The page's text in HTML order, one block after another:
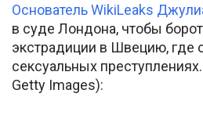
Основатель WikiLeaks
в суде Лондона, чтобы
экстрадиции в Швецию, где
сексуальных
Getty Images):